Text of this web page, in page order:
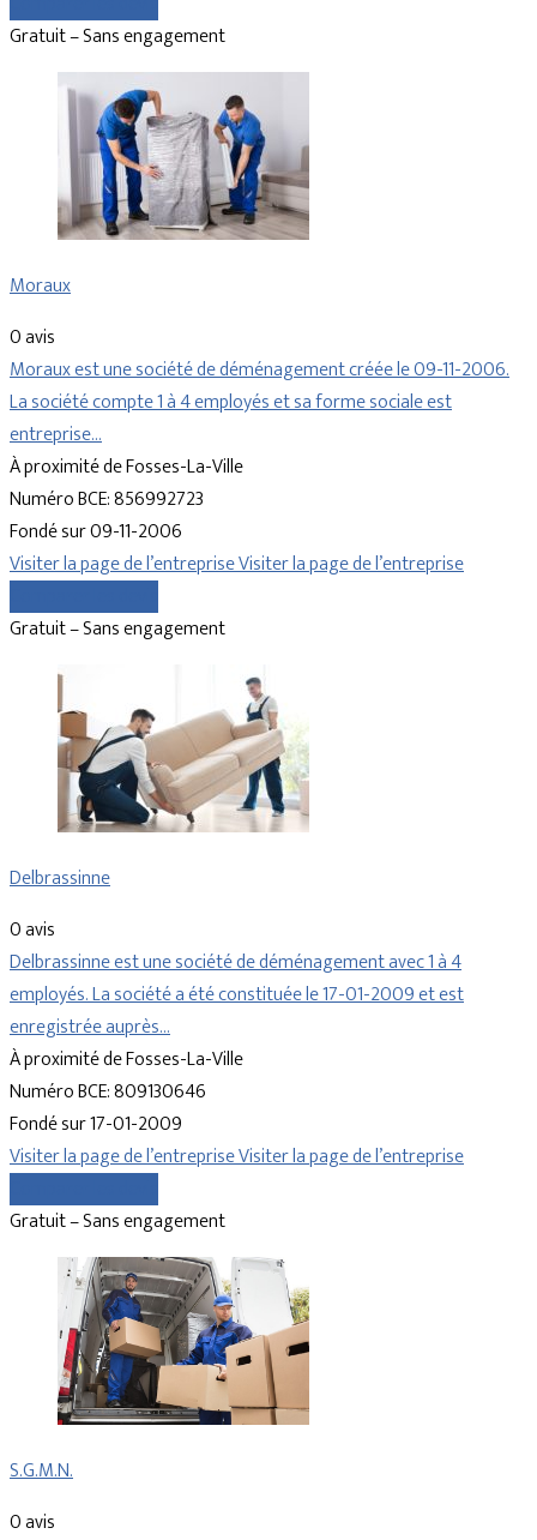
Gratuit – Sans engagement
Moraux
0 avis
Moraux est une société de déménagement créée le 09-11-2006.
La société compte 1 à 4 employés et sa forme sociale est
entreprise…
À proximité de Fosses-La-Ville
Numéro BCE: 856992723
Fondé sur 09-11-2006
Visiter la page de l’entrepriseVisiter la page de l’entreprise
Gratuit – Sans engagement
Delbrassinne
0 avis
Delbrassinne est une société de déménagement avec 1 à 4
employés. La société a été constituée le 17-01-2009 et est
enregistrée auprès…
À proximité de Fosses-La-Ville
Numéro BCE: 809130646
Fondé sur 17-01-2009
Visiter la page de l’entrepriseVisiter la page de l’entreprise
Gratuit – Sans engagement
S.G.M.N.
0 avis